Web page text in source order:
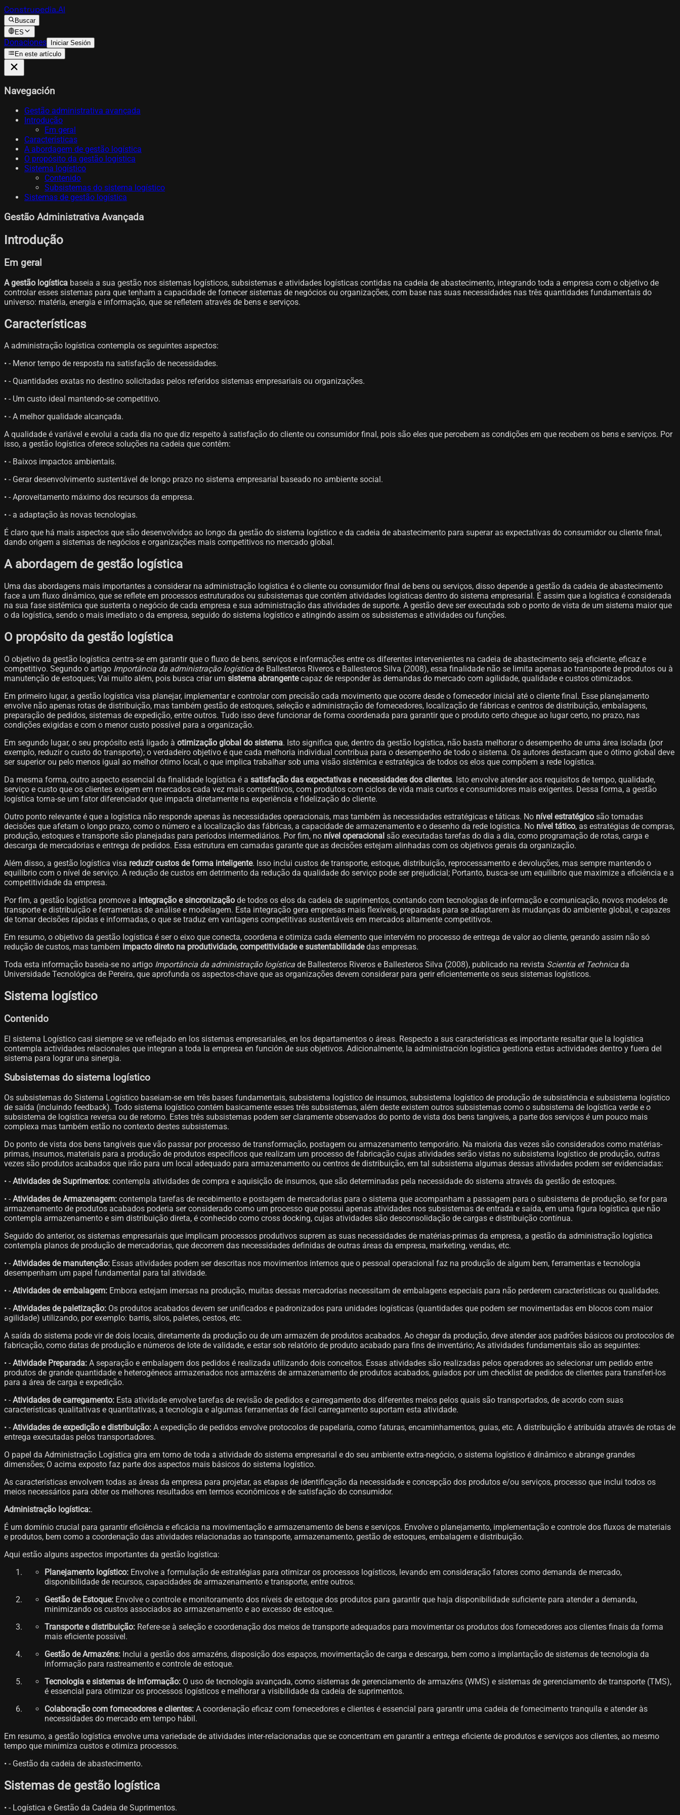
Construpedia.AI
Buscar
ES
Donaciones Iniciar Sesión
En este artículo
Navegación
Gestão administrativa avançada
Introdução
Em geral
Características
A abordagem de gestão logística
O propósito da gestão logística
Sistema logístico
Contenido
Subsistemas do sistema logístico
Sistemas de gestão logística
Gestão Administrativa Avançada
Introdução
Em geral
A gestão logística baseia a sua gestão nos sistemas logísticos, subsistemas e atividades logísticas contidas na cadeia de abastecimento, integrando toda a empresa com o objetivo de
controlar esses sistemas para que tenham a capacidade de fornecer sistemas de negócios ou organizações, com base nas suas necessidades nas três quantidades fundamentais do
universo: matéria, energia e informação, que se refletem através de bens e serviços.
Características
A administração logística contempla os seguintes aspectos:
• - Menor tempo de resposta na satisfação de necessidades.
• - Quantidades exatas no destino solicitadas pelos referidos sistemas empresariais ou organizações.
• - Um custo ideal mantendo-se competitivo.
• - A melhor qualidade alcançada.
A qualidade é variável e evolui a cada dia no que diz respeito à satisfação do cliente ou consumidor final, pois são eles que percebem as condições em que recebem os bens e serviços. Por
isso, a gestão logística oferece soluções na cadeia que contêm:
• - Baixos impactos ambientais.
• - Gerar desenvolvimento sustentável de longo prazo no sistema empresarial baseado no ambiente social.
• - Aproveitamento máximo dos recursos da empresa.
• - a adaptação às novas tecnologias.
É claro que há mais aspectos que são desenvolvidos ao longo da gestão do sistema logístico e da cadeia de abastecimento para superar as expectativas do consumidor ou cliente final,
dando origem a sistemas de negócios e organizações mais competitivos no mercado global.
A abordagem de gestão logística
Uma das abordagens mais importantes a considerar na administração logística é o cliente ou consumidor final de bens ou serviços, disso depende a gestão da cadeia de abastecimento
face a um fluxo dinâmico, que se reflete em processos estruturados ou subsistemas que contêm atividades logísticas dentro do sistema empresarial. É assim que a logística é considerada
na sua fase sistêmica que sustenta o negócio de cada empresa e sua administração das atividades de suporte. A gestão deve ser executada sob o ponto de vista de um sistema maior que
o da logística, sendo o mais imediato o da empresa, seguido do sistema logístico e atingindo assim os subsistemas e atividades ou funções.
O propósito da gestão logística
O objetivo da gestão logística centra-se em garantir que o fluxo de bens, serviços e informações entre os diferentes intervenientes na cadeia de abastecimento seja eficiente, eficaz e
competitivo. Segundo o artigo Importância da administração logística de Ballesteros Riveros e Ballesteros Silva (2008), essa finalidade não se limita apenas ao transporte de produtos ou à
manutenção de estoques; Vai muito além, pois busca criar um sistema abrangentecapaz de responder às demandas do mercado com agilidade, qualidade e custos otimizados.
Em primeiro lugar, a gestão logística visa planejar, implementar e controlar com precisão cada movimento que ocorre desde o fornecedor inicial até o cliente final. Esse planejamento
envolve não apenas rotas de distribuição, mas também gestão de estoques, seleção e administração de fornecedores, localização de fábricas e centros de distribuição, embalagens,
preparação de pedidos, sistemas de expedição, entre outros. Tudo isso deve funcionar de forma coordenada para garantir que o produto certo chegue ao lugar certo, no prazo, nas
condições exigidas e com o menor custo possível para a organização.
Em segundo lugar, o seu propósito está ligado à otimização global do sistema. Isto significa que, dentro da gestão logística, não basta melhorar o desempenho de uma área isolada (por
exemplo, reduzir o custo do transporte); o verdadeiro objetivo é que cada melhoria individual contribua para o desempenho de todo o sistema. Os autores destacam que o ótimo global deve
ser superior ou pelo menos igual ao melhor ótimo local, o que implica trabalhar sob uma visão sistêmica e estratégica de todos os elos que compõem a rede logística.
Da mesma forma, outro aspecto essencial da finalidade logística é a satisfação das expectativas e necessidades dos clientes. Isto envolve atender aos requisitos de tempo, qualidade,
serviço e custo que os clientes exigem em mercados cada vez mais competitivos, com produtos com ciclos de vida mais curtos e consumidores mais exigentes. Dessa forma, a gestão
logística torna-se um fator diferenciador que impacta diretamente na experiência e fidelização do cliente.
Outro ponto relevante é que a logística não responde apenas às necessidades operacionais, mas também às necessidades estratégicas e táticas. No nível estratégico são tomadas
decisões que afetam o longo prazo, como o número e a localização das fábricas, a capacidade de armazenamento e o desenho da rede logística. No nível tático, as estratégias de compras,
produção, estoques e transporte são planejadas para períodos intermediários. Por fim, no nível operacional são executadas tarefas do dia a dia, como programação de rotas, carga e
descarga de mercadorias e entrega de pedidos. Essa estrutura em camadas garante que as decisões estejam alinhadas com os objetivos gerais da organização.
Além disso, a gestão logística visa reduzir custos de forma inteligente. Isso inclui custos de transporte, estoque, distribuição, reprocessamento e devoluções, mas sempre mantendo o
equilíbrio com o nível de serviço. A redução de custos em detrimento da redução da qualidade do serviço pode ser prejudicial; Portanto, busca-se um equilíbrio que maximize a eficiência e a
competitividade da empresa.
Por fim, a gestão logística promove a integração e sincronização de todos os elos da cadeia de suprimentos, contando com tecnologias de informação e comunicação, novos modelos de
transporte e distribuição e ferramentas de análise e modelagem. Esta integração gera empresas mais flexíveis, preparadas para se adaptarem às mudanças do ambiente global, e capazes
de tomar decisões rápidas e informadas, o que se traduz em vantagens competitivas sustentáveis ​​em mercados altamente competitivos.
Em resumo, o objetivo da gestão logística é ser o eixo que conecta, coordena e otimiza cada elemento que intervém no processo de entrega de valor ao cliente, gerando assim não só
redução de custos, mas também impacto direto na produtividade, competitividade e sustentabilidadedas empresas.
Toda esta informação baseia-se no artigo Importância da administração logística de Ballesteros Riveros e Ballesteros Silva (2008), publicado na revista Scientia et Technica da
Universidade Tecnológica de Pereira, que aprofunda os aspectos-chave que as organizações devem considerar para gerir eficientemente os seus sistemas logísticos.
Sistema logístico
Contenido
El sistema Logístico casi siempre se ve reflejado en los sistemas empresariales, en los departamentos o áreas. Respecto a sus características es importante resaltar que la logística
contempla actividades relacionales que integran a toda la empresa en función de sus objetivos. Adicionalmente, la administración logística gestiona estas actividades dentro y fuera del
sistema para lograr una sinergia.
Subsistemas do sistema logístico
Os subsistemas do Sistema Logístico baseiam-se em três bases fundamentais, subsistema logístico de insumos, subsistema logístico de produção de subsistência e subsistema logístico
de saída (incluindo feedback). Todo sistema logístico contém basicamente esses três subsistemas, além deste existem outros subsistemas como o subsistema de logística verde e o
subsistema de logística reversa ou de retorno. Estes três subsistemas podem ser claramente observados do ponto de vista dos bens tangíveis, a parte dos serviços é um pouco mais
complexa mas também estão no contexto destes subsistemas.
Do ponto de vista dos bens tangíveis que vão passar por processo de transformação, postagem ou armazenamento temporário. Na maioria das vezes são considerados como matérias-
primas, insumos, materiais para a produção de produtos específicos que realizam um processo de fabricação cujas atividades serão vistas no subsistema logístico de produção, outras
vezes são produtos acabados que irão para um local adequado para armazenamento ou centros de distribuição, em tal subsistema algumas dessas atividades podem ser evidenciadas:
• - Atividades de Suprimentos: contempla atividades de compra e aquisição de insumos, que são determinadas pela necessidade do sistema através da gestão de estoques.
• - Atividades de Armazenagem: contempla tarefas de recebimento e postagem de mercadorias para o sistema que acompanham a passagem para o subsistema de produção, se for para
armazenamento de produtos acabados poderia ser considerado como um processo que possui apenas atividades nos subsistemas de entrada e saída, em uma figura logística que não
contempla armazenamento e sim distribuição direta, é conhecido como cross docking, cujas atividades são desconsolidação de cargas e distribuição contínua.
Seguido do anterior, os sistemas empresariais que implicam processos produtivos suprem as suas necessidades de matérias-primas da empresa, a gestão da administração logística
contempla planos de produção de mercadorias, que decorrem das necessidades definidas de outras áreas da empresa, marketing, vendas, etc.
• - Atividades de manutenção: Essas atividades podem ser descritas nos movimentos internos que o pessoal operacional faz na produção de algum bem, ferramentas e tecnologia
desempenham um papel fundamental para tal atividade.
• - Atividades de embalagem: Embora estejam imersas na produção, muitas dessas mercadorias necessitam de embalagens especiais para não perderem características ou qualidades.
• - Atividades de paletização: Os produtos acabados devem ser unificados e padronizados para unidades logísticas (quantidades que podem ser movimentadas em blocos com maior
agilidade) utilizando, por exemplo: barris, silos, paletes, cestos, etc.
A saída do sistema pode vir de dois locais, diretamente da produção ou de um armazém de produtos acabados. Ao chegar da produção, deve atender aos padrões básicos ou protocolos de
fabricação, como datas de produção e números de lote de validade, e estar sob relatório de produto acabado para fins de inventário; As atividades fundamentais são as seguintes:
• - Atividade Preparada: A separação e embalagem dos pedidos é realizada utilizando dois conceitos. Essas atividades são realizadas pelos operadores ao selecionar um pedido entre
produtos de grande quantidade e heterogêneos armazenados nos armazéns de armazenamento de produtos acabados, guiados por um checklist de pedidos de clientes para transferi-los
para a área de carga e expedição.
• - Atividades de carregamento: Esta atividade envolve tarefas de revisão de pedidos e carregamento dos diferentes meios pelos quais são transportados, de acordo com suas
características qualitativas e quantitativas, a tecnologia e algumas ferramentas de fácil carregamento suportam esta atividade.
• - Atividades de expedição e distribuição: A expedição de pedidos envolve protocolos de papelaria, como faturas, encaminhamentos, guias, etc. A distribuição é atribuída através de rotas de
entrega executadas pelos transportadores.
O papel da Administração Logística gira em torno de toda a atividade do sistema empresarial e do seu ambiente extra-negócio, o sistema logístico é dinâmico e abrange grandes
dimensões; O acima exposto faz parte dos aspectos mais básicos do sistema logístico.
As características envolvem todas as áreas da empresa para projetar, as etapas de identificação da necessidade e concepção dos produtos e/ou serviços, processo que inclui todos os
meios necessários para obter os melhores resultados em termos econômicos e de satisfação do consumidor.
Administração logística:.
É um domínio crucial para garantir eficiência e eficácia na movimentação e armazenamento de bens e serviços. Envolve o planejamento, implementação e controle dos fluxos de materiais
e produtos, bem como a coordenação das atividades relacionadas ao transporte, armazenamento, gestão de estoques, embalagem e distribuição.
Aqui estão alguns aspectos importantes da gestão logística:
Planejamento logístico: Envolve a formulação de estratégias para otimizar os processos logísticos, levando em consideração fatores como demanda de mercado,
disponibilidade de recursos, capacidades de armazenamento e transporte, entre outros.
Gestão de Estoque: Envolve o controle e monitoramento dos níveis de estoque dos produtos para garantir que haja disponibilidade suficiente para atender a demanda,
minimizando os custos associados ao armazenamento e ao excesso de estoque.
Transporte e distribuição: Refere-se à seleção e coordenação dos meios de transporte adequados para movimentar os produtos dos fornecedores aos clientes finais da forma
mais eficiente possível.
Gestão de Armazéns: Inclui a gestão dos armazéns, disposição dos espaços, movimentação de carga e descarga, bem como a implantação de sistemas de tecnologia da
informação para rastreamento e controle de estoque.
Tecnologia e sistemas de informação: O uso de tecnologia avançada, como sistemas de gerenciamento de armazéns (WMS) e sistemas de gerenciamento de transporte (TMS),
é essencial para otimizar os processos logísticos e melhorar a visibilidade da cadeia de suprimentos.
Colaboração com fornecedores e clientes: A coordenação eficaz com fornecedores e clientes é essencial para garantir uma cadeia de fornecimento tranquila e atender às
necessidades do mercado em tempo hábil.
Em resumo, a gestão logística envolve uma variedade de atividades inter-relacionadas que se concentram em garantir a entrega eficiente de produtos e serviços aos clientes, ao mesmo
tempo que minimiza custos e otimiza processos.
• - Gestão da cadeia de abastecimento.
Sistemas de gestão logística
• - Logística e Gestão da Cadeia de Suprimentos.